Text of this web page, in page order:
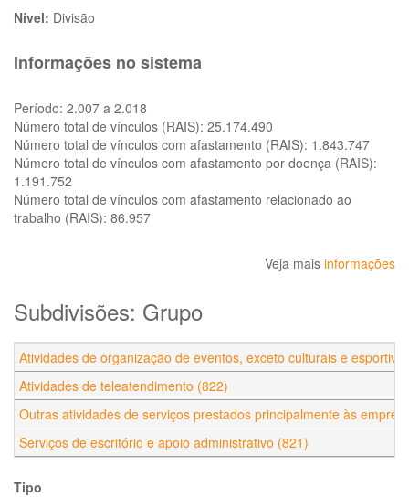
Nível: Divisão
Informações no sistema
Período: 2.007 a 2.018
Número total de vínculos (RAIS): 25.174.490
Número total de vínculos com afastamento (RAIS): 1.843.747
Número total de vínculos com afastamento por doença (RAIS):
1.191.752
Número total de vínculos com afastamento relacionado ao
trabalho (RAIS): 86.957
Veja mais informações
Subdivisões: Grupo
Atividades de organização de eventos, exceto culturais e
Atividades de teleatendimento (822)
Outras atividades de serviços prestados principalmente às
Serviços de escritório e apoio administrativo (821)
Tipo